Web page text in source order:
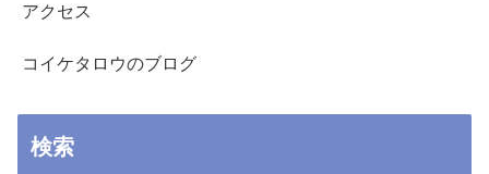
アクセス
コイケタロウのブログ
検索